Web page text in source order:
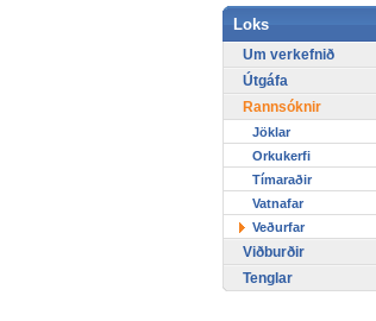
Loks
Um verkefnið
Útgáfa
Rannsóknir
Jöklar
Orkukerfi
Tímaraðir
Vatnafar
Veðurfar
Viðburðir
Tenglar